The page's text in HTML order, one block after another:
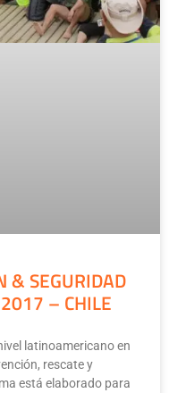
& SEGURIDAD
– CHILE
latinoamericano en
rescate y
está elaborado para